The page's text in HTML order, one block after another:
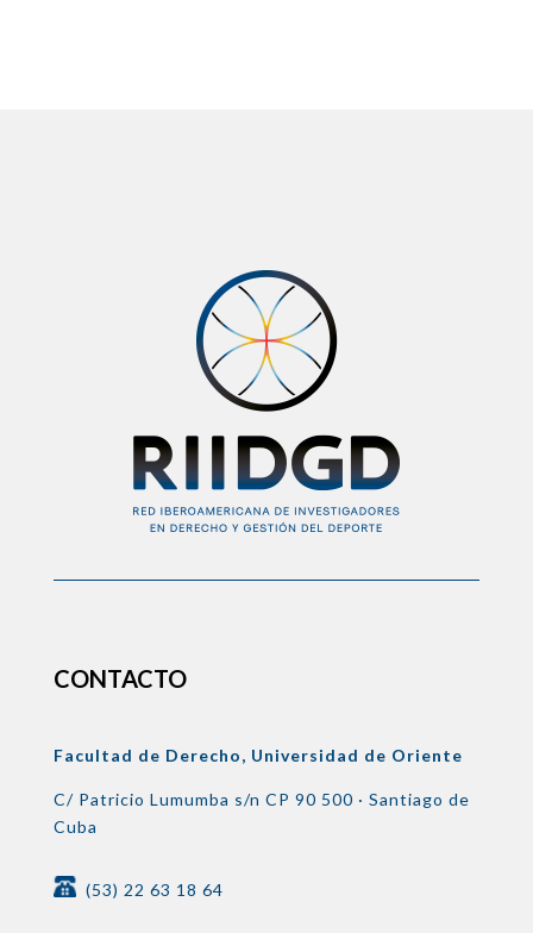
CONTACTO
Facultad de Derecho, Universidad de Oriente
C/ Patricio Lumumba s/n CP 90 500 · Santiago de
Cuba
(53) 22 63 18 64